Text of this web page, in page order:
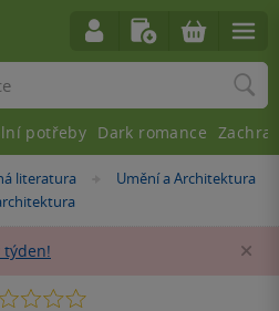
literatura »
Umění a Architektura
týden!
potřeby Dark romance